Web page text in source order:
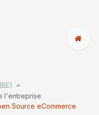
l'entreprise
Source eCommerce